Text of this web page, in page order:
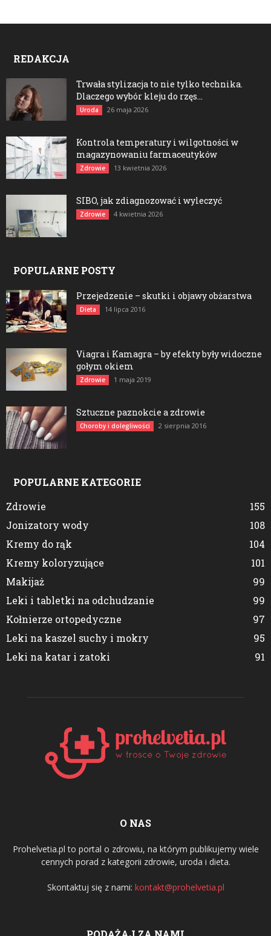
REDAKCJA
Trwała stylizacja to nie tylko technika.
Dlaczego wybór kleju do rzęs...
Uroda 26 maja 2026
Kontrola temperatury i wilgotności w
magazynowaniu farmaceutyków
Zdrowie 13 kwietnia 2026
SIBO, jak zdiagnozować i wyleczyć
Zdrowie 4 kwietnia 2026
POPULARNE POSTY
Przejedzenie – skutki i objawy obżarstwa
Dieta 14 lipca 2016
Viagra i Kamagra – by efekty były widoczne
gołym okiem
Zdrowie 1 maja 2019
Sztuczne paznokcie a zdrowie
Choroby i dolegliwości 2 sierpnia 2016
POPULARNE KATEGORIE
Zdrowie
155
Jonizatory wody
108
Kremy do rąk
104
Kremy koloryzujące
101
Makijaż
99
Leki i tabletki na odchudzanie
99
Kołnierze ortopedyczne
97
Leki na kaszel suchy i mokry
95
Leki na katar i zatoki
91
O NAS
Prohelvetia.pl to portal o zdrowiu, na którym publikujemy wiele
cennych porad z kategorii zdrowie, uroda i dieta.
Skontaktuj się z nami: kontakt@prohelvetia.pl